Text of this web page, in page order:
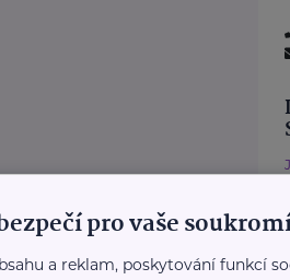
pro vaše
a reklam, poskytování funkcí